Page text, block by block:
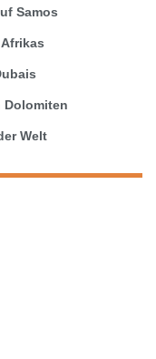
Samos
Dolomiten
Welt